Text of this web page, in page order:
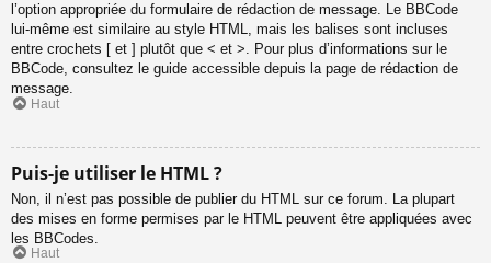
l’option appropriée du formulaire de rédaction de message. Le BBCode
lui-même est similaire au style HTML, mais les balises sont incluses
entre crochets [ et ] plutôt que < et >. Pour plus d’informations sur le
BBCode, consultez le guide accessible depuis la page de rédaction de
message.
Haut
Puis-je utiliser le HTML ?
Non, il n’est pas possible de publier du HTML sur ce forum. La plupart
des mises en forme permises par le HTML peuvent être appliquées avec
les BBCodes.
Haut